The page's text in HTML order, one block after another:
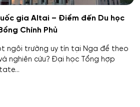
số và pháp luật
sản phẩm dệt may
nghệ thuật
gia Altai – Điểm đến Du học
Chính Phủ
ngôi trường uy tín tại Nga để theo
nghiên cứu? Đại học Tổng hợp